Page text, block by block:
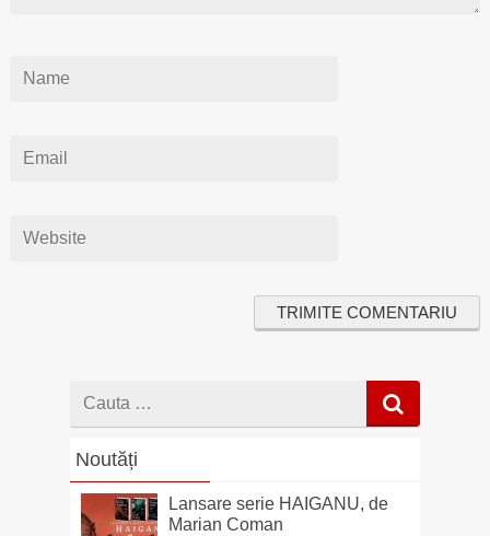
Cauta
Noutăți
Lansare serie HAIGANU, de
Marian Coman